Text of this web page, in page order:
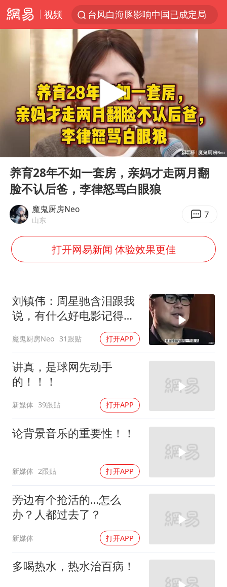
视频
台风白海豚影响中国已成定局
昆明石林火把节
台风白海豚即将进入48小时警戒线
我国编制完成新版全月地质图
胡塞武装袭扰红海航运行动升级
郑国霖回应去景区上班被保安拦下
80后女柜员逆袭成4200亿银行副行长
感觉全东北都在等7号
把党建设得更加坚强有力
多地要求领导干部带头休假
奋进开新局 实干挑大梁
Play
00:00 19:40
养育28年不如一套房，亲妈才走两月翻
脸不认后爸，李律怒骂白眼狼
魔鬼厨房Neo
山东 7
打开网易新闻 体验效果更佳
刘镇伟：周星驰含泪跟我
说，有什么好电影记得留
魔鬼厨房Neo 31跟贴 打开APP
讲真，是球网先动手
的！！！
新媒体 39跟贴 打开APP
论背景音乐的重要性！！
新媒体 2跟贴 打开APP
旁边有个抢活的…怎么
办？人都过去了？
新媒体 打开APP
多喝热水，热水治百病！